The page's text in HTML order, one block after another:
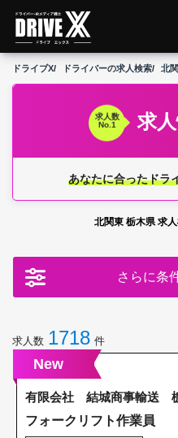
ドライブX ドライバーの求人検索 北
求人数
No.1
求
あなたに合ったドラ
北関東 栃木県 求
さらに条
求人数 1718 件
New
有限会社 結城商事輸送
フォークリフト作業員